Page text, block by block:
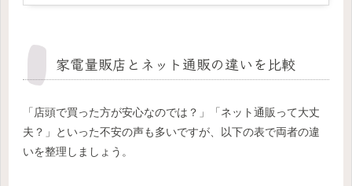
家電量販店とネット通販の違いを比較
「店頭で買った方が安心なのでは？」「ネット通販って大丈
夫？」といった不安の声も多いですが、以下の表で両者の違
いを整理しましょう。